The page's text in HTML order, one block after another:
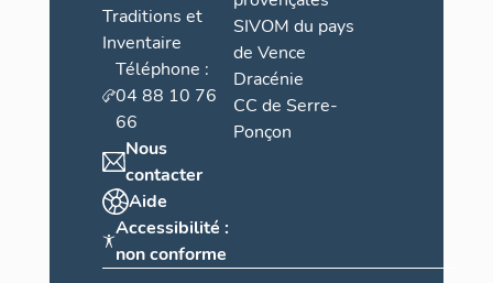
Traditions et
Inventaire
Téléphone :
04 88 10 76
66
Nous
contacter
Aide
Accessibilité :
non conforme
SIVOM du pays
de Vence
Dracénie
CC de Serre-
Ponçon